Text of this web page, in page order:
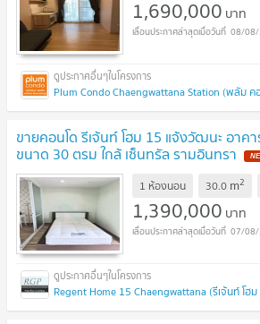
1,690,000 บาท
08/
Plum Condo Chaengwattana Station (พลัม
ขายคอนโด รีเจ้นท์ โฮม 15 แจ้งวัฒนะ อาค
ขนาด 30 ตรม ใกล้ เซ็นทรัล รามอินทรา
1 ห้องนอน 30.0 m2
1,390,000 บาท
07/
Regent Home 15 Chaengwattana (รีเจ้นท์ โฮ